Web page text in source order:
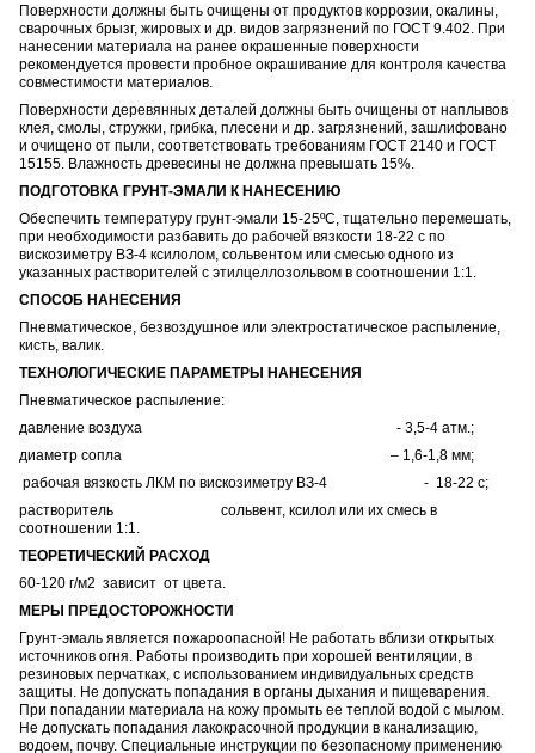
Поверхности должны быть очищены от продуктов коррозии, окалины,
сварочных брызг, жировых и др. видов загрязнений по ГОСТ 9.402. При
нанесении материала на ранее окрашенные поверхности
рекомендуется провести пробное окрашивание для контроля качества
совместимости материалов.
Поверхности деревянных деталей должны быть очищены от наплывов
клея, смолы, стружки, грибка, плесени и др. загрязнений, зашлифовано
и очищено от пыли, соответствовать требованиям ГОСТ 2140 и ГОСТ
15155. Влажность древесины не должна превышать 15%.
ПОДГОТОВКА ГРУНТ-ЭМАЛИ К НАНЕСЕНИЮ
Обеспечить температуру грунт-эмали 15-25ºС, тщательно перемешать,
при необходимости разбавить до рабочей вязкости 18-22 с по
вискозиметру ВЗ-4 ксилолом, сольвентом или смесью одного из
указанных растворителей с этилцеллозольвом в соотношении 1:1.
СПОСОБ НАНЕСЕНИЯ
Пневматическое, безвоздушное или электростатическое распыление,
кисть, валик.
ТЕХНОЛОГИЧЕСКИЕ ПАРАМЕТРЫ НАНЕСЕНИЯ
Пневматическое распыление:
давление воздуха - 3,5-4 атм.;
диаметр сопла – 1,6-1,8 мм;
рабочая вязкость ЛКМ по вискозиметру ВЗ-4 - 18-22 с;
растворитель сольвент, ксилол или их смесь в
соотношении 1:1.
ТЕОРЕТИЧЕСКИЙ РАСХОД
60-120 г/м2 зависит от цвета.
МЕРЫ ПРЕДОСТОРОЖНОСТИ
Грунт-эмаль является пожароопасной! Не работать вблизи открытых
источников огня. Работы производить при хорошей вентиляции, в
резиновых перчатках, с использованием индивидуальных средств
защиты. Не допускать попадания в органы дыхания и пищеварения.
При попадании материала на кожу промыть ее теплой водой с мылом.
Не допускать попадания лакокрасочной продукции в канализацию,
водоем, почву. Специальные инструкции по безопасному применению